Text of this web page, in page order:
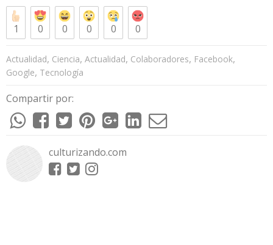
1 0 0 0 0 0
Actualidad, Ciencia, Actualidad, Colaboradores, Facebook,
Google, Tecnología
Compartir por:
culturizando.com